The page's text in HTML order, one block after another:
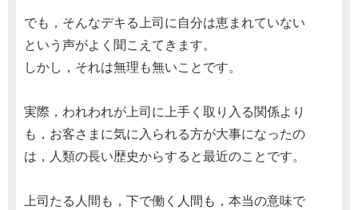
でも，そんなデキる上司に自分は恵まれていない
という声がよく聞こえてきます。
しかし，それは無理も無いことです。
実際，われわれが上司に上手く取り入る関係より
も，お客さまに気に入られる方が大事になったの
は，人類の長い歴史からすると最近のことです。
上司たる人間も，下で働く人間も，本当の意味で